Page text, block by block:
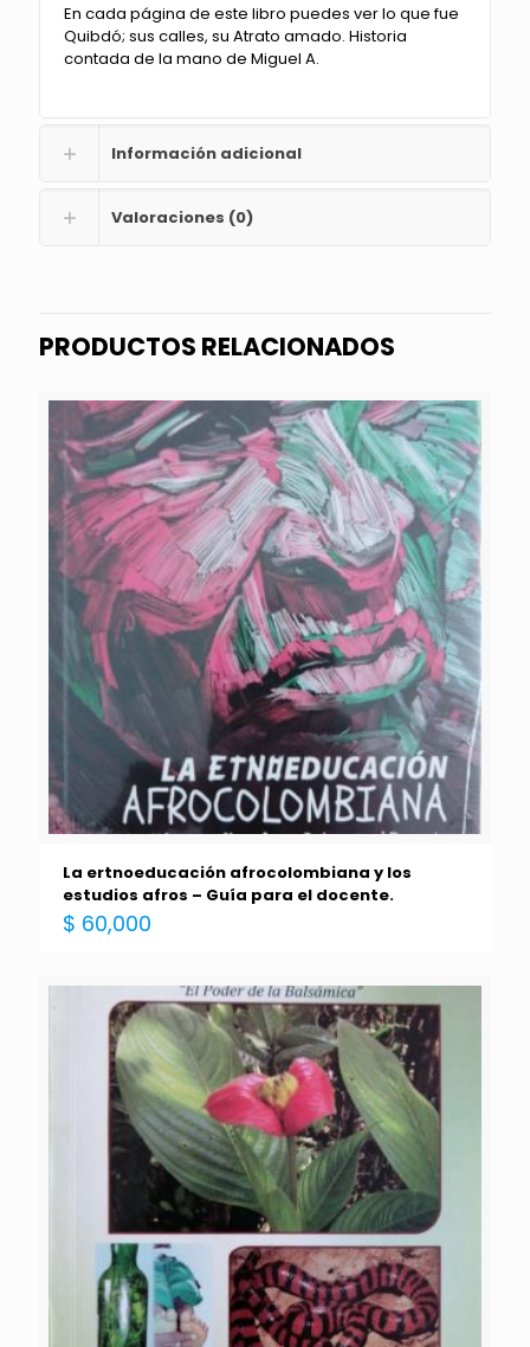
En cada página de este libro puedes ver lo que fue
Quibdó; sus calles, su Atrato amado. Historia
contada de la mano de Miguel A.
Información adicional
Valoraciones (0)
PRODUCTOS RELACIONADOS
La ertnoeducación afrocolombiana y los
estudios afros – Guía para el docente.
$ 60,000